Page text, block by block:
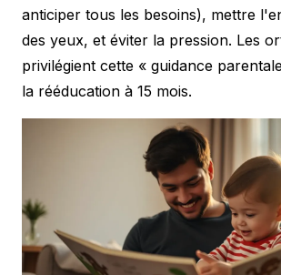
anticiper tous les besoins), mettre
des yeux, et éviter la pression. Les
privilégient cette « guidance
la rééducation à 15 mois.